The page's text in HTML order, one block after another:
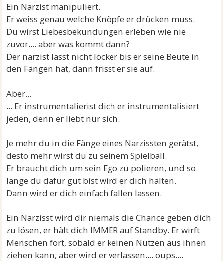
Ein Narzist manipuliert.
Er weiss genau welche Knöpfe er drücken muss.
Du wirst Liebesbekundungen erleben wie nie
zuvor.... aber was kommt dann?
Der narzist lässt nicht locker bis er seine Beute in
den Fängen hat, dann frisst er sie auf.
Aber...
... Er instrumentalierist dich er instrumentalisiert
jeden, denn er liebt nur sich.
Je mehr du in die Fänge eines Narzissten gerätst,
desto mehr wirst du zu seinem Spielball.
Er braucht dich um sein Ego zu polieren, und so
lange du dafür gut bist wird er dich halten.
Dann wird er dich einfach fallen lassen.
Ein Narzisst wird dir niemals die Chance geben dich
zu lösen, er hält dich IMMER auf Standby. Er wirft
Menschen fort, sobald er keinen Nutzen aus ihnen
ziehen kann, aber wird er verlassen.... oups....